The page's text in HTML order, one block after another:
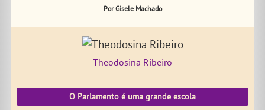
Por Gisele Machado
Theodosina Ribeiro
O Parlamento é uma grande escola